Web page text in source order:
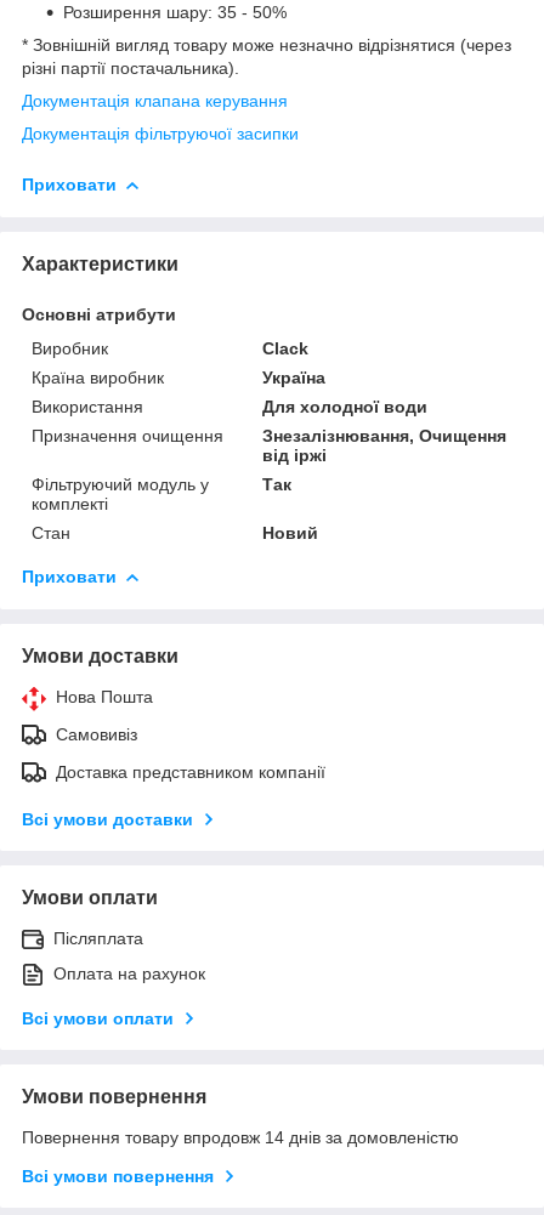
Розширення шару: 35 - 50%
* Зовнішній вигляд товару може незначно відрізнятися (через
різні партії постачальника).
Документація клапана керування
Документація фільтруючої засипки
Приховати
Характеристики
Основні атрибути
Виробник
Clack
Країна виробник
Україна
Використання
Для холодної води
Призначення очищення
Знезалізнювання, Очищення
від іржі
Фільтруючий модуль у
комплекті
Так
Стан Новий
Приховати
Умови доставки
Нова Пошта
Самовивіз
Доставка представником компанії
Всі умови доставки
Умови оплати
Післяплата
Оплата на рахунок
Всі умови оплати
Умови повернення
Повернення товару впродовж 14 днів за домовленістю
Всі умови повернення